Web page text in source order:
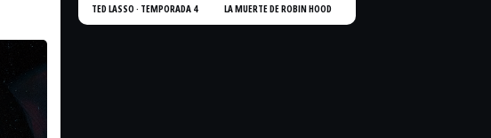
TED LASSO · TEMPORADA 4 LA MUERTE DE ROBIN HOOD